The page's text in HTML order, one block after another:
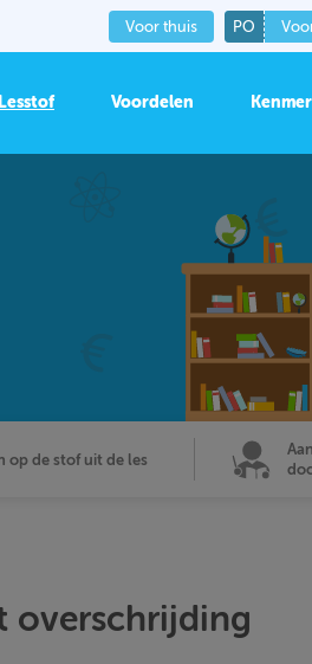
Voor thuis PO
Lesstof Voordelen
op de stof uit de les
overschrijding